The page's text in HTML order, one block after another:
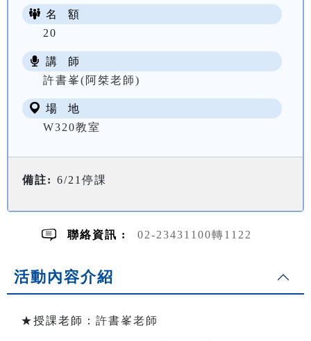
名 額
20
講 師
許書峯(阿桀老師)
場 地
W320教室
備註: 6/21停課
聯絡資訊 : 02-23431100轉1122
活動內容介紹
★授課老師： 許書峯老師